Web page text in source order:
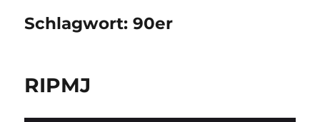
Schlagwort:90er
RIPMJ